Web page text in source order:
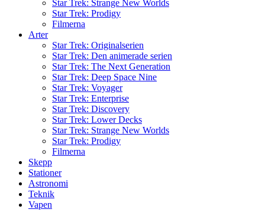
Star Trek: Strange New Worlds
Star Trek: Prodigy
Filmerna
Arter
Star Trek: Originalserien
Star Trek: Den animerade serien
Star Trek: The Next Generation
Star Trek: Deep Space Nine
Star Trek: Voyager
Star Trek: Enterprise
Star Trek: Discovery
Star Trek: Lower Decks
Star Trek: Strange New Worlds
Star Trek: Prodigy
Filmerna
Skepp
Stationer
Astronomi
Teknik
Vapen